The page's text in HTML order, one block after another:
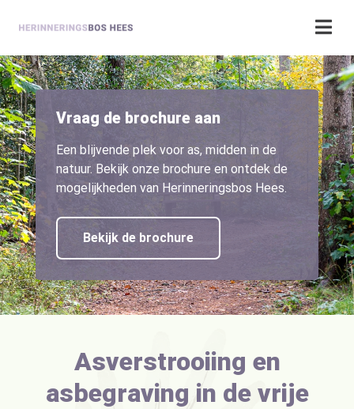
Vraag de brochure aan
Een blijvende plek voor as, midden in de
natuur. Bekijk onze brochure en ontdek de
mogelijkheden van Herinneringsbos Hees.
Bekijk de brochure
Asverstrooiing en
asbegraving in de vrije